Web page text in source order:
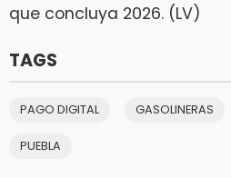
que concluya 2026. (LV)
TAGS
PAGO DIGITAL GASOLINERAS
PUEBLA